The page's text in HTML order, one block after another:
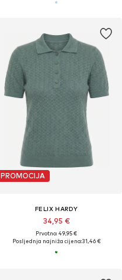
PROMOCIJA
FELIX HARDY
34,95 €
Prvotno: 49,95 €
Posljednja najniža cijena:31,46 €